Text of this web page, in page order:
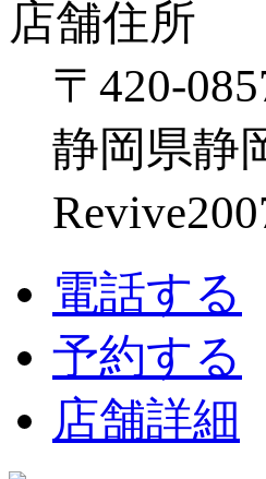
店舗住所
〒420-
静岡県静
電話する
予約する
店舗詳細